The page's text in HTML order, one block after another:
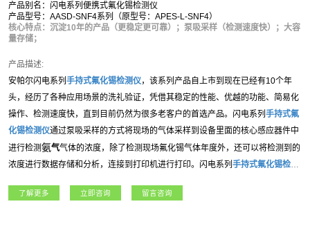
产品别名：闪电系列便携式氟化锡检测仪
产品型号：AASD-SNF4系列（原型号：APES-L-SNF4）
核心特点：沉淀10年的产品（更稳定更可靠）；泵吸采样（检测速度快）；大容
量存储；
产品描述:
安帕尔闪电系列 手持式氟化锡检测仪，该系列产品自上市到现在已经有10个年
头，经历了各种应用场景的洗礼验证，凭借其稳定的性能、优越的功能、简易化
操作、检测速度快，直到目前仍然为很多老客户的首选产品。闪电系列 手持式氟
化锡检测仪通过泵吸采样的方式将现场的气体采样到设备里面的核心感应器件中
进行检测氨气气体的浓度，除了检测现场氟化锡气体年度外，还可以将检测到的
浓度进行数据存储和分析，连接到打印机进行打印。闪电系列 手持式氟化锡检测
所、市政工程等各行业领域。
了解更多 立即咨询 留言咨询